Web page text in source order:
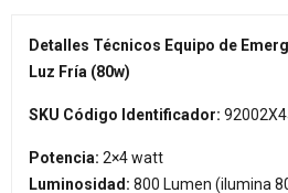
Detalles Técnicos Equipo de
Luz Fría (80w)
SKU Código Identificador:
Potencia: 2×4 watt
Luminosidad: 800 Lumen (ilumina